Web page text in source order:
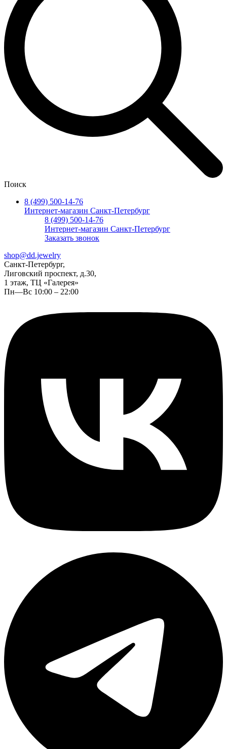
Поиск
8 (499) 500-14-76
Интернет-магазин Санкт-Петербург
8 (499) 500-14-76
Интернет-магазин Санкт-Петербург
Заказать звонок
shop@dd.jewelry
Санкт-Петербург,
Лиговский проспект, д.30,
1 этаж, ТЦ «Галерея»
Пн—Вс 10:00 – 22:00